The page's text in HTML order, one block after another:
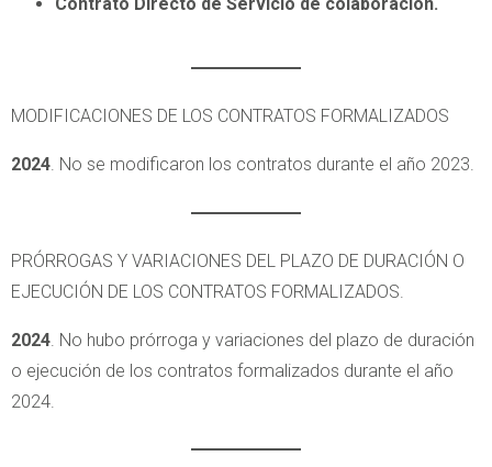
MODIFICACIONES DE LOS CONTRATOS FORMALIZADOS
2024. No se modificaron los contratos durante el año 2023.
PRÓRROGAS Y VARIACIONES DEL PLAZO DE DURACIÓN O
EJECUCIÓN DE LOS CONTRATOS FORMALIZADOS.
2024 . No hubo prórroga y variaciones del plazo de duración
o ejecución de los contratos formalizados durante el año
2024.